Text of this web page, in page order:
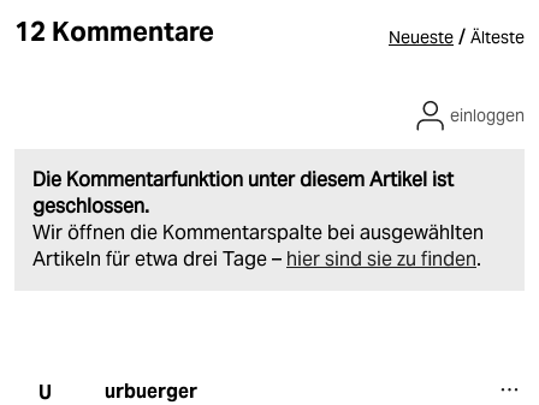
12 Kommentare Neueste / Älteste
Die Kommentarfunktion unter diesem Artikel ist
geschlossen.
Wir öffnen die Kommentarspalte bei ausgewählten
Artikeln für etwa drei Tage – hier sind sie zu finden.
einloggen
U urbuerger